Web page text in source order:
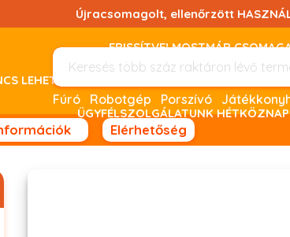
Újracsomagolt, ellenőrzött
FRISSÍTVE! MOSTMÁR
LEHETŐSÉG! FIZETNI ONLINE
ÜGYFÉLSZOLGÁLATUNK
Fúró Robotgép Porszívó
Elérhetőség